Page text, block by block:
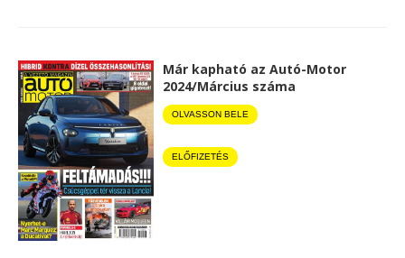
Már kapható az Autó-Motor
2024/Március száma
OLVASSON BELE
ELŐFIZETÉS